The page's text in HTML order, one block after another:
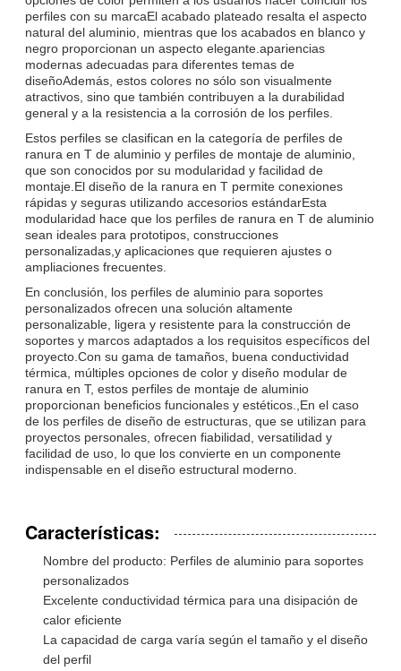
perfiles con su marcaEl acabado plateado resalta el aspecto
natural del aluminio, mientras que los acabados en blanco y
negro proporcionan un aspecto elegante.apariencias
modernas adecuadas para diferentes temas de
diseñoAdemás, estos colores no sólo son visualmente
atractivos, sino que también contribuyen a la durabilidad
general y a la resistencia a la corrosión de los perfiles.
Estos perfiles se clasifican en la categoría de perfiles de
ranura en T de aluminio y perfiles de montaje de aluminio,
que son conocidos por su modularidad y facilidad de
montaje.El diseño de la ranura en T permite conexiones
rápidas y seguras utilizando accesorios estándarEsta
modularidad hace que los perfiles de ranura en T de aluminio
sean ideales para prototipos, construcciones
personalizadas,y aplicaciones que requieren ajustes o
ampliaciones frecuentes.
En conclusión, los perfiles de aluminio para soportes
personalizados ofrecen una solución altamente
personalizable, ligera y resistente para la construcción de
soportes y marcos adaptados a los requisitos específicos del
proyecto.Con su gama de tamaños, buena conductividad
térmica, múltiples opciones de color y diseño modular de
ranura en T, estos perfiles de montaje de aluminio
proporcionan beneficios funcionales y estéticos.,En el caso
de los perfiles de diseño de estructuras, que se utilizan para
proyectos personales, ofrecen fiabilidad, versatilidad y
facilidad de uso, lo que los convierte en un componente
indispensable en el diseño estructural moderno.
Características:
Nombre del producto: Perfiles de aluminio para soportes
personalizados
Excelente conductividad térmica para una disipación de
calor eficiente
La capacidad de carga varía según el tamaño y el diseño
del perfil